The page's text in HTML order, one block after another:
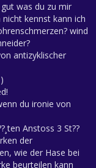
was du zu mir
kennst kann ich
wind
antizyklischer
du ironie von
Anstoss 3 St??
der
wie der Hase bei
beurteilen kann